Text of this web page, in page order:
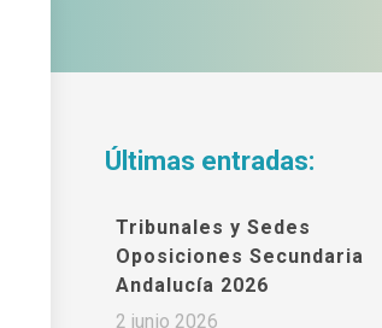
Últimas entradas:
Tribunales y Sedes
Oposiciones Secundaria
Andalucía 2026
2 junio 2026